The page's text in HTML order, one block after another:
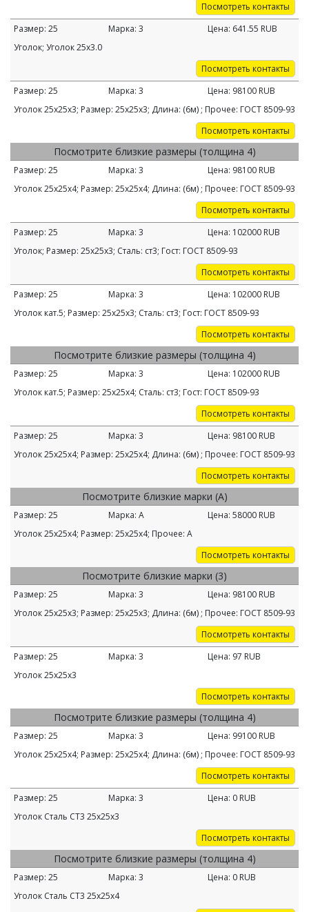
Посмотреть контакты
Размер: 25 Марка: 3 Цена: 641.55 RUB
Уголок; Уголок 25х3.0
Посмотреть контакты
Размер: 25 Марка: 3 Цена: 98100 RUB
Уголок 25х25х3; Размер: 25х25х3; Длина: (6м) ; Прочее: ГОСТ 8509-93
Посмотреть контакты
Посмотрите близкие размеры (толщина 4)
Размер: 25 Марка: 3 Цена: 98100 RUB
Уголок 25х25х4; Размер: 25х25х4; Длина: (6м) ; Прочее: ГОСТ 8509-93
Посмотреть контакты
Размер: 25 Марка: 3 Цена: 102000 RUB
Уголок; Размер: 25х25х3; Сталь: ст3; Гост: ГОСТ 8509-93
Посмотреть контакты
Размер: 25 Марка: 3 Цена: 102000 RUB
Уголок кат.5; Размер: 25х25х3; Сталь: ст3; Гост: ГОСТ 8509-93
Посмотреть контакты
Посмотрите близкие размеры (толщина 4)
Размер: 25 Марка: 3 Цена: 102000 RUB
Уголок кат.5; Размер: 25х25х4; Сталь: ст3; Гост: ГОСТ 8509-93
Посмотреть контакты
Размер: 25 Марка: 3 Цена: 98100 RUB
Уголок 25х25х4; Размер: 25х25х4; Длина: (6м) ; Прочее: ГОСТ 8509-93
Посмотреть контакты
Посмотрите близкие марки (А)
Размер: 25 Марка: А Цена: 58000 RUB
Уголок 25х25х4; Размер: 25х25х4; Прочее: А
Посмотреть контакты
Посмотрите близкие марки (3)
Размер: 25 Марка: 3 Цена: 98100 RUB
Уголок 25х25х3; Размер: 25х25х3; Длина: (6м) ; Прочее: ГОСТ 8509-93
Посмотреть контакты
Размер: 25 Марка: 3 Цена: 97 RUB
Уголок 25х25х3
Посмотреть контакты
Посмотрите близкие размеры (толщина 4)
Размер: 25 Марка: 3 Цена: 99100 RUB
Уголок 25х25х4; Размер: 25х25х4; Длина: (6м) ; Прочее: ГОСТ 8509-93
Посмотреть контакты
Размер: 25 Марка: 3 Цена: 0 RUB
Уголок Сталь СТ3 25х25х3
Посмотреть контакты
Посмотрите близкие размеры (толщина 4)
Размер: 25 Марка: 3 Цена: 0 RUB
Уголок Сталь СТ3 25х25х4